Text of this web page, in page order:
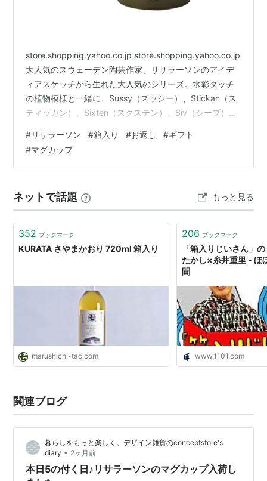
store.shopping.yahoo.co.jp store.shopping.yahoo.co.jp
大人気のスウェーデン陶芸作家、リサラーソンのアイデ
ィアスケッチから生れた大人気のシリーズ。水彩タッチ
の植物模様と一緒に、Sussy（スッシー）、Stickan（ス
ティッカン）、Sixten（スクステン）、Siv（シーブ）の
き。 store.shopping.yahoo.co.jp
store.shopping.yahoo.co.jp store.shopping.yahoo.co.jp
箱入りなのでギフトにおすすめです。 入学や就職のお
#リサラーソン #箱入り #お返し #ギフト
#マグカップ
ネットで話題 もっと見る
352 ブックマーク
KURATA さやまかおり 720ml 箱入り
marushichi-tac.com
206 ブックマーク
「箱入りじいさん」
たかし×糸井重里 - ほ
聞
www.1101.com
関連ブログ
暮らしをもっと楽しく。デザイン雑貨のconceptstore's
diary • 2ヶ月前
本日5の付く日♪リサラーソンのマグカップ入荷し